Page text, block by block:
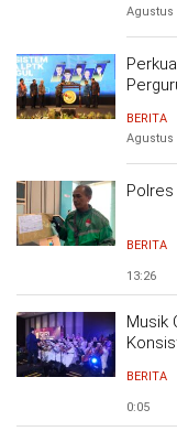
Agustus
BERITA
Agustus
Polres
BERITA
13:26
Musik
BERITA
0:05